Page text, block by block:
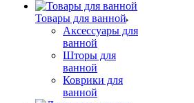
Товары для ванной
Аксессуары для
ванной
Шторы для
ванной
Коврики для
ванной